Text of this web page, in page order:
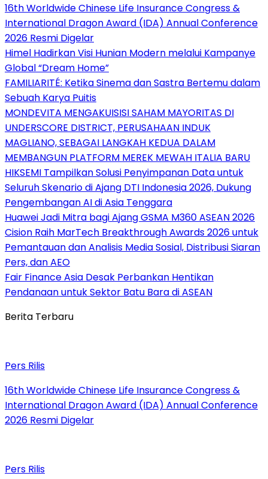
16th Worldwide Chinese Life Insurance Congress &
International Dragon Award (IDA) Annual Conference
2026 Resmi Digelar
Himel Hadirkan Visi Hunian Modern melalui Kampanye
Global “Dream Home”
FAMILIARITÉ: Ketika Sinema dan Sastra Bertemu dalam
Sebuah Karya Puitis
MONDEVITA MENGAKUISISI SAHAM MAYORITAS DI
UNDERSCORE DISTRICT, PERUSAHAAN INDUK
MAGLIANO, SEBAGAI LANGKAH KEDUA DALAM
MEMBANGUN PLATFORM MEREK MEWAH ITALIA BARU
HIKSEMI Tampilkan Solusi Penyimpanan Data untuk
Seluruh Skenario di Ajang DTI Indonesia 2026, Dukung
Pengembangan AI di Asia Tenggara
Huawei Jadi Mitra bagi Ajang GSMA M360 ASEAN 2026
Cision Raih MarTech Breakthrough Awards 2026 untuk
Pemantauan dan Analisis Media Sosial, Distribusi Siaran
Pers, dan AEO
Fair Finance Asia Desak Perbankan Hentikan
Pendanaan untuk Sektor Batu Bara di ASEAN
Berita Terbaru
Pers Rilis
16th Worldwide Chinese Life Insurance Congress &
International Dragon Award (IDA) Annual Conference
2026 Resmi Digelar
Pers Rilis